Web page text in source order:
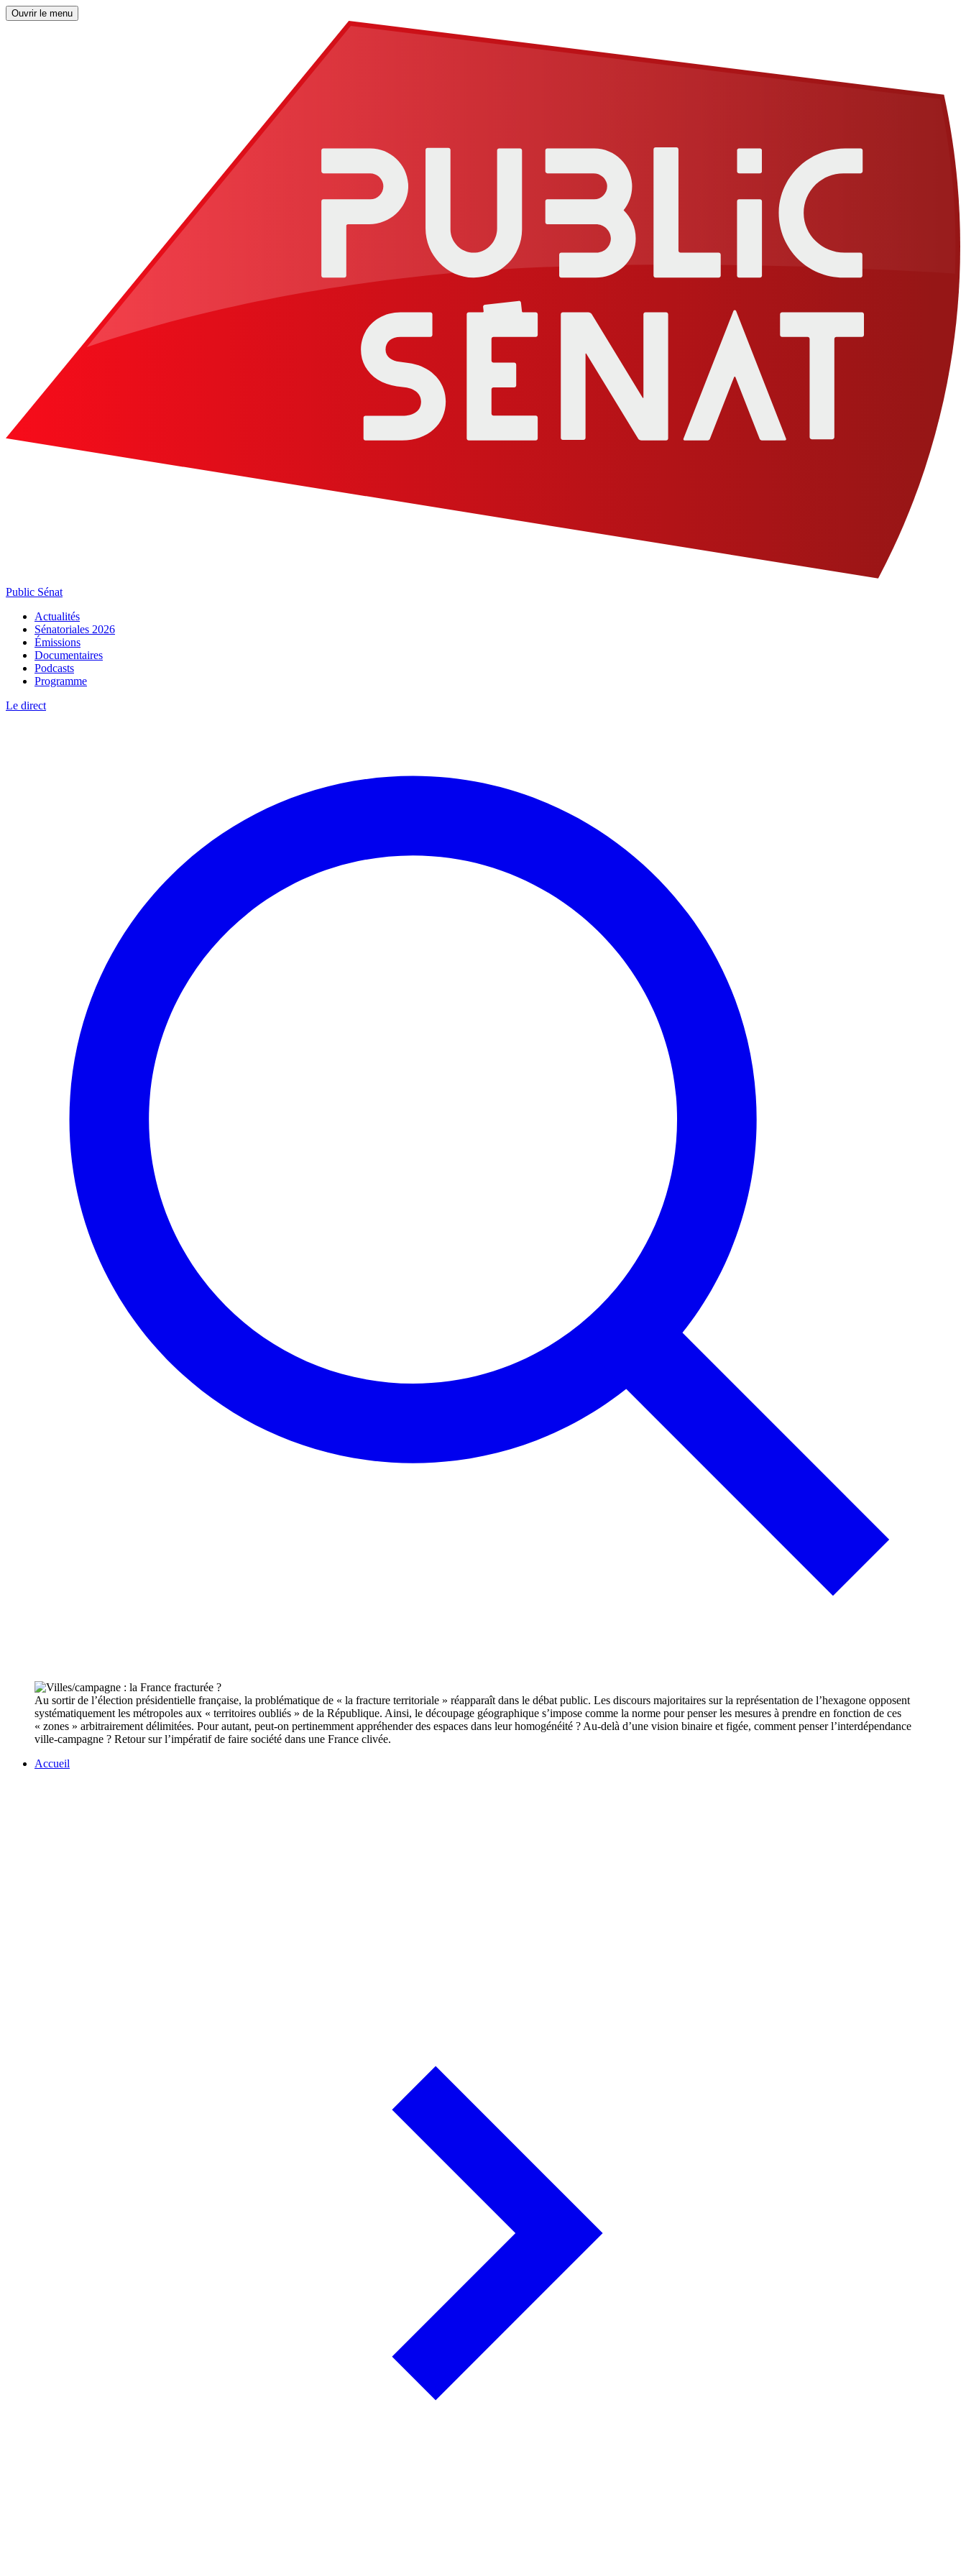
Ouvrir le menu
Public Sénat
Actualités
Sénatoriales 2026
Émissions
Documentaires
Podcasts
Programme
Le direct
Au sortir de l’élection présidentielle française, la problématique de « la fracture territoriale » réapparaît dans le débat public. Les discours majoritaires sur la représentation de l’hexagone opposent
systématiquement les métropoles aux « territoires oubliés » de la République. Ainsi, le découpage géographique s’impose comme la norme pour penser les mesures à prendre en fonction de ces
« zones » arbitrairement délimitées. Pour autant, peut-on pertinemment appréhender des espaces dans leur homogénéité ? Au-delà d’une vision binaire et figée, comment penser l’interdépendance
ville-campagne ? Retour sur l’impératif de faire société dans une France clivée.
Accueil